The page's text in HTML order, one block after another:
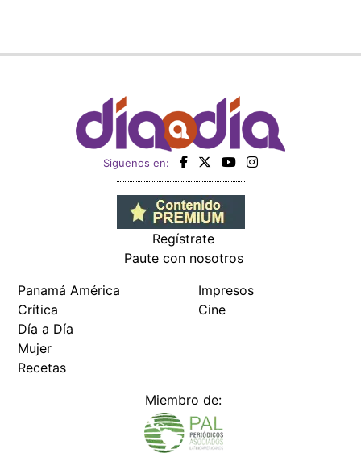
Siguenos en:
Regístrate
Paute con nosotros
Panamá América
Crítica
Día a Día
Mujer
Recetas
Impresos
Cine
Miembro de: